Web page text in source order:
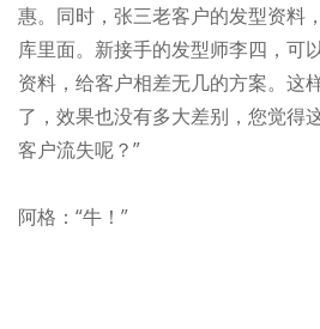
惠。同时，张三老客户的发型资料
库里面。新接手的发型师李四，可
资料，给客户相差无几的方案。这
了，效果也没有多大差别，您觉得
客户流失呢？”
阿格：“牛！”